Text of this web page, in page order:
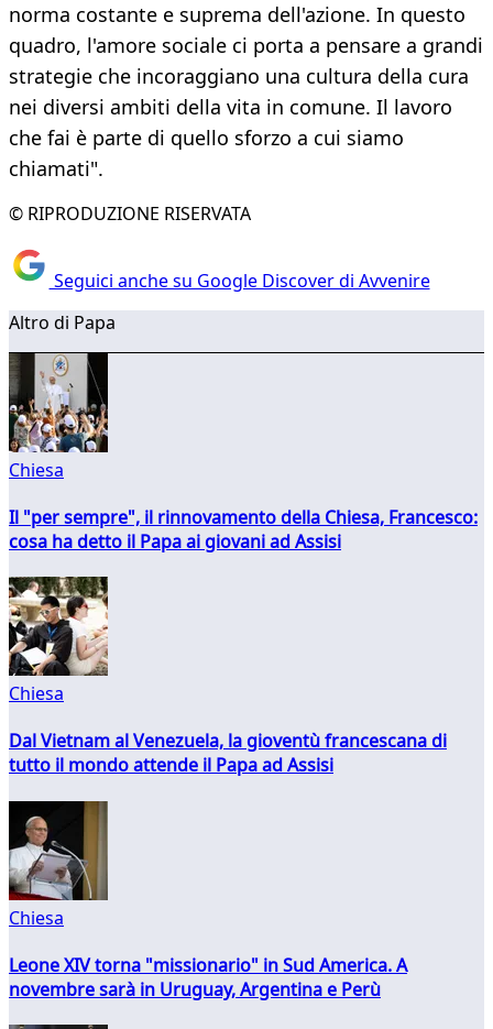
norma costante e suprema dell'azione. In questo
quadro, l'amore sociale ci porta a pensare a grandi
strategie che incoraggiano una cultura della cura
nei diversi ambiti della vita in comune. Il lavoro
che fai è parte di quello sforzo a cui siamo
chiamati".
© RIPRODUZIONE RISERVATA
Seguici anche su Google Discover di Avvenire
Altro di Papa
Chiesa
Il "per sempre", il rinnovamento della Chiesa, Francesco:
cosa ha detto il Papa ai giovani ad Assisi
Chiesa
Dal Vietnam al Venezuela, la gioventù francescana di
tutto il mondo attende il Papa ad Assisi
Chiesa
Leone XIV torna "missionario" in Sud America. A
novembre sarà in Uruguay, Argentina e Perù